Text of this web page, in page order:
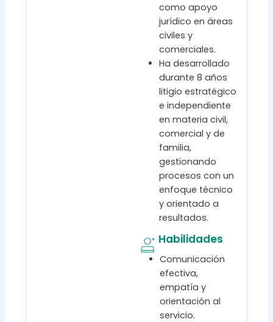
como apoyo
jurídico en áreas
civiles y
comerciales.
Ha desarrollado
durante 8 años
litigio estratégico
e independiente
en materia civil,
comercial y de
familia,
gestionando
procesos con un
enfoque técnico
y orientado a
resultados.
Habilidades
Comunicación
efectiva,
empatía y
orientación al
servicio.